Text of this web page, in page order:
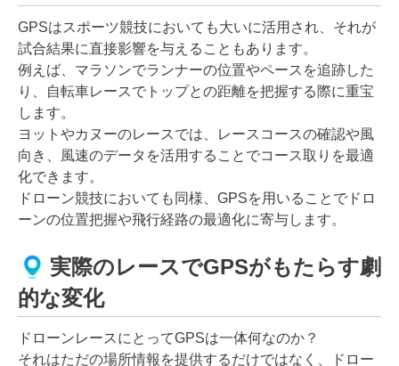
GPSはスポーツ競技においても大いに活用され、それが
試合結果に直接影響を与えることもあります。
例えば、マラソンでランナーの位置やペースを追跡した
り、自転車レースでトップとの距離を把握する際に重宝
します。
ヨットやカヌーのレースでは、レースコースの確認や風
向き、風速のデータを活用することでコース取りを最適
化できます。
ドローン競技においても同様、GPSを用いることでドロ
ーンの位置把握や飛行経路の最適化に寄与します。
実際のレースでGPSがもたらす劇
的な変化
ドローンレースにとってGPSは一体何なのか？
それはただの場所情報を提供するだけではなく、ドロー